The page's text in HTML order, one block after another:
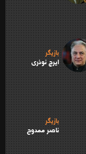
بازیگر
ایرج نوذری
بازیگر
ناصر ممدوح